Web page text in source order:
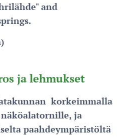
and
ja lehmukset
korkeimmalla
ja
paahdeympäristöltä